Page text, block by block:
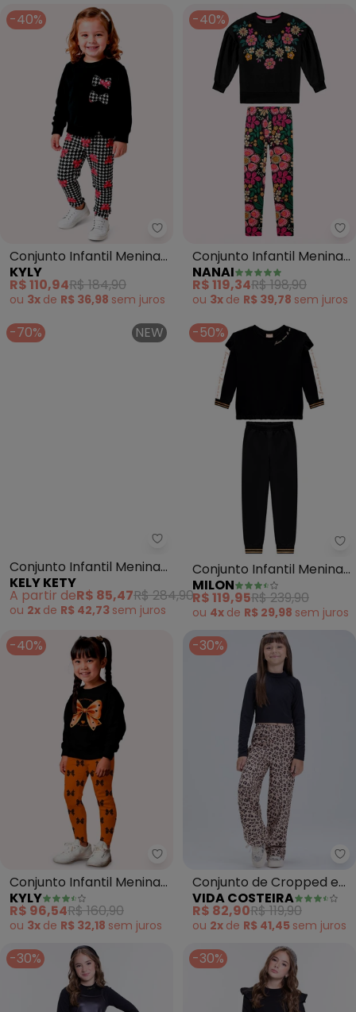
-40%
Kyly - Conjunto Infantil Menina
Conjunto Infantil Menina
Estampa (Preto)
KYLY
R$ 110,94R$ 184,90
ou 3x de R$ 36,98 sem juros
-40%
Conjunto Infantil Menina
Flores (Preto)
NANAI
R$ 119,34R$ 198,90
ou 3x de R$ 39,78 sem juros
-70% NEW
Kely Kety - Conjunto Infantil
Conjunto Infantil Menina
Blusão e Legging
Montaria (Preto)
KELY KETY
A partir deR$ 85,47R$ 284,90
ou 2x de R$ 42,73 sem juros
-50%
Conjunto Infantil Menina
Lettering (Preto)
MILON
R$ 119,95R$ 239,90
ou 4x de R$ 29,98 sem juros
-40%
Kyly - Conjunto Infantil Menina
Conjunto Infantil Menina
Laços (Preto)
KYLY
R$ 96,54R$ 160,90
ou 3x de R$ 32,18 sem juros
-30%
Conjunto de Cropped e
Calça Oncinha (Preto)
VIDA COSTEIRA
R$ 82,90R$ 119,90
ou 2x de R$ 41,45 sem juros
-30% -30%